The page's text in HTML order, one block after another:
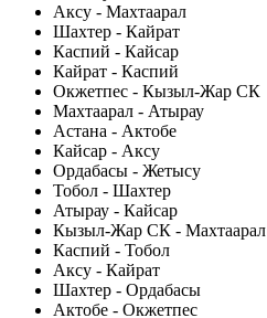
Аксу - Махтаарал
Шахтер - Кайрат
Каспий - Кайсар
Кайрат - Каспий
Окжетпес - Кызыл-Жар СК
Махтаарал - Атырау
Астана - Актобе
Кайсар - Аксу
Ордабасы - Жетысу
Тобол - Шахтер
Атырау - Кайсар
Кызыл-Жар СК - Махтаарал
Каспий - Тобол
Аксу - Кайрат
Шахтер - Ордабасы
Актобе - Окжетпес